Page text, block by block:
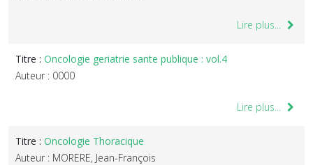
Lire plus...
Titre : Oncologie geriatrie sante publique : vol.4
Auteur : 0000
Lire plus...
Titre : Oncologie Thoracique
Auteur : MORERE, Jean-François